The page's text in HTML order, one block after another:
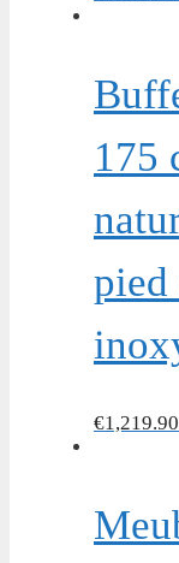
175
pied
€1,219.90